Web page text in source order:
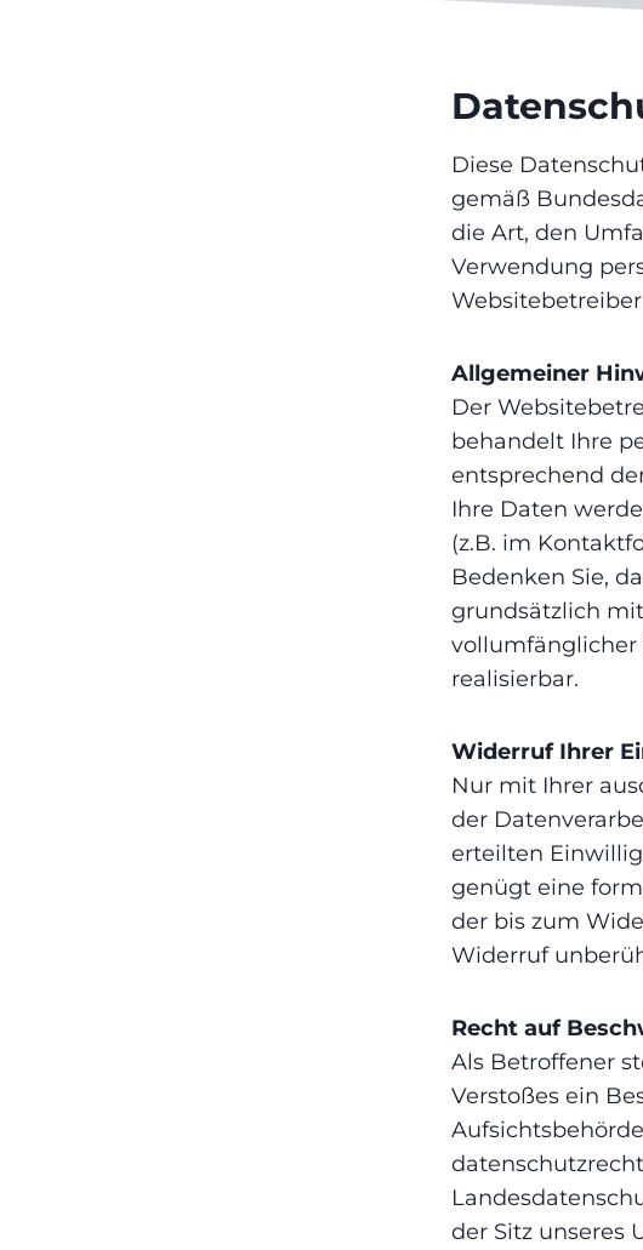
Diese
gemäß
die Art, den
Verwendung
Allgemeiner
Der
behandelt Ihre
entsprechend
Ihre Daten
(z.B. im
Bedenken Sie,
grundsätzlich
vollumfänglicher
realisierbar.
Widerruf Ihrer
Nur mit Ihrer
der
erteilten
genügt eine
der bis zum
Widerruf
Recht auf
Als Betroffener
Verstoßes ein
der Sitz unseres